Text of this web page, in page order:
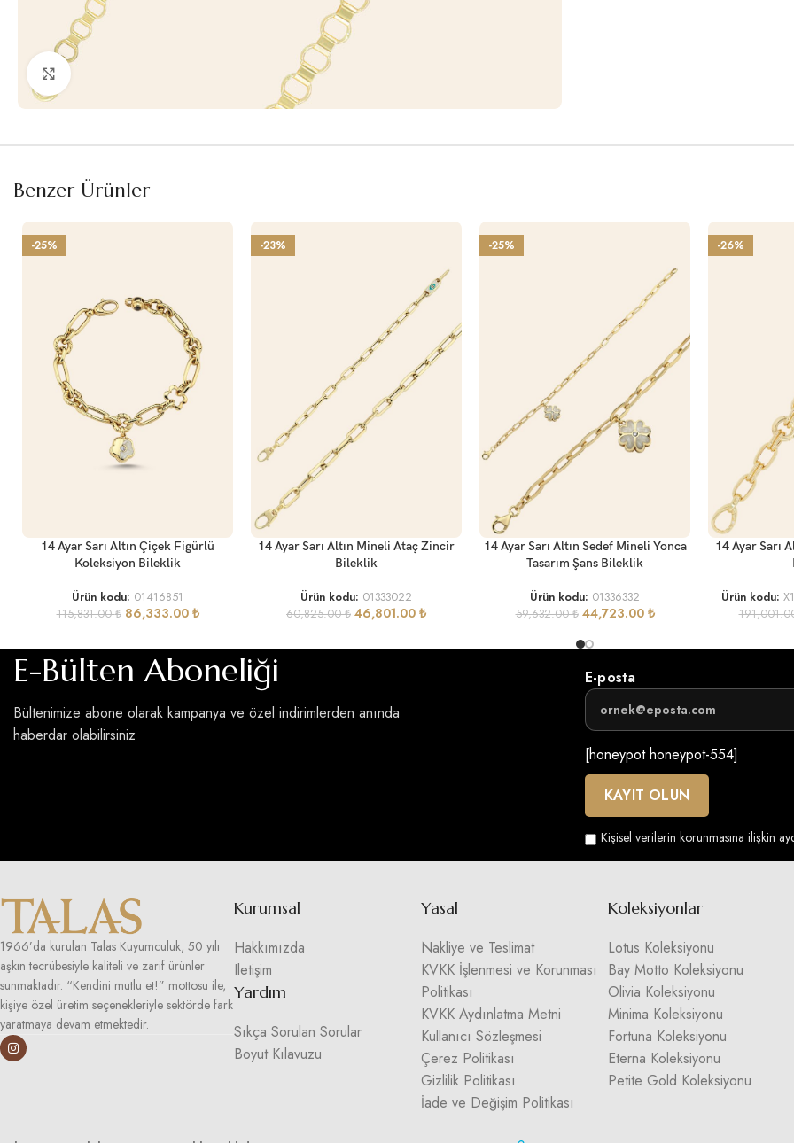
Benzer Ürünler
-25%
SEPETE EKLE
14 Ayar Sarı Altın Çiçek Figürlü
Koleksiyon Bileklik
Ürün kodu: 01416851
115,831.00₺ 86,333.00 ₺
-23%
SEPETE EKLE
14 Ayar Sarı Altın Mineli Ataç Zincir
Bileklik
Ürün kodu: 01333022
60,825.00₺ 46,801.00 ₺
-25%
SEPETE EKLE
14 Ayar Sarı Altın Sedef Mineli Yonca
Tasarım Şans Bileklik
Ürün kodu: 01336332
59,632.00₺ 44,723.00 ₺
-26%
SEPETE EKLE
14 Ayar Sarı
Ürün kodu:
E-Bülten Aboneliği
Bültenimize abone olarak kampanya ve özel indirimlerden anında
haberdar olabilirsiniz
E-posta
[honeypot honeypot-554]
Kişisel verilerin korunmasına ilişkin
1966’da kurulan Talas Kuyumculuk, 50 yılı
aşkın tecrübesiyle kaliteli ve zarif ürünler
sunmaktadır. “Kendini mutlu et!” mottosu ile,
kişiye özel üretim seçenekleriyle sektörde fark
yaratmaya devam etmektedir.
Kurumsal
Hakkımızda
Iletişim
Yardım
Sıkça Sorulan Sorular
Boyut Kılavuzu
Yasal
Nakliye ve Teslimat
KVKK İşlenmesi ve Korunması
Politikası
KVKK Aydınlatma Metni
Kullanıcı Sözleşmesi
Çerez Politikası
Gizlilik Politikası
İade ve Değişim Politikası
Koleksiyonlar
Lotus Koleksiyonu
Bay Motto Koleksiyonu
Olivia Koleksiyonu
Minima Koleksiyonu
Fortuna Koleksiyonu
Eterna Koleksiyonu
Petite Gold Koleksiyonu